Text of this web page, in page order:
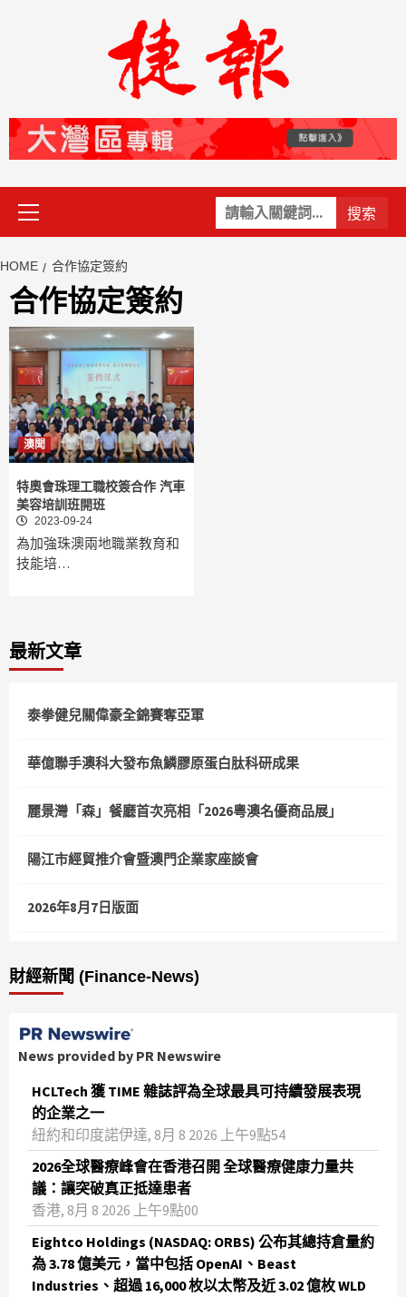
關
鍵
Primary
Menu
HOME 合作協定簽約
合作協定簽約
澳聞
特奧會珠理工職校簽合作 汽車
美容培訓班開班
2023-09-24
為加強珠澳兩地職業教育和
技能培…
最新文章
泰拳健兒關偉豪全錦賽奪亞軍
華億聯手澳科大發布魚鱗膠原蛋白肽科研成果
麗景灣「森」餐廳首次亮相「2026粵澳名優商品展」
陽江市經貿推介會暨澳門企業家座談會
2026年8月7日版面
財經新聞 (Finance-News)
News provided by PR Newswire
HCLTech 獲 TIME 雜誌評為全球最具可持續發展表現
的企業之一
紐約和印度諾伊達, 8月 8 2026 上午9點54
2026全球醫療峰會在香港召開 全球醫療健康力量共
議：讓突破真正抵達患者
香港, 8月 8 2026 上午9點00
Eightco Holdings (NASDAQ: ORBS) 公布其總持倉量約
為 3.78 億美元，當中包括 OpenAI、Beast
Industries、超過 16,000 枚以太幣及近 3.02 億枚 WLD